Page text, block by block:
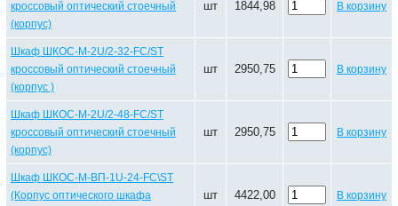
кроссовый оптический стоечный
(корпус)
шт 1844,98 В корзину
Шкаф ШКОС-М-2U/2-32-FC/ST
кроссовый оптический стоечный
(корпус )
шт 2950,75 В корзину
Шкаф ШКОС-М-2U/2-48-FC/ST
кроссовый оптический стоечный
(корпус)
шт 2950,75 В корзину
Шкаф ШКОС-М-ВП-1U-24-FC\ST
(Корпус оптического шкафа
шт 4422,00 В корзину